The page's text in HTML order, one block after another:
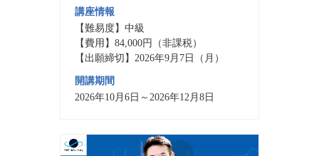
講座情報
【難易度】中級
【費用】84,000円（非課税）
【出願締切】2026年9月7日（月）
開講期間
2026年10月6日～2026年12月8日